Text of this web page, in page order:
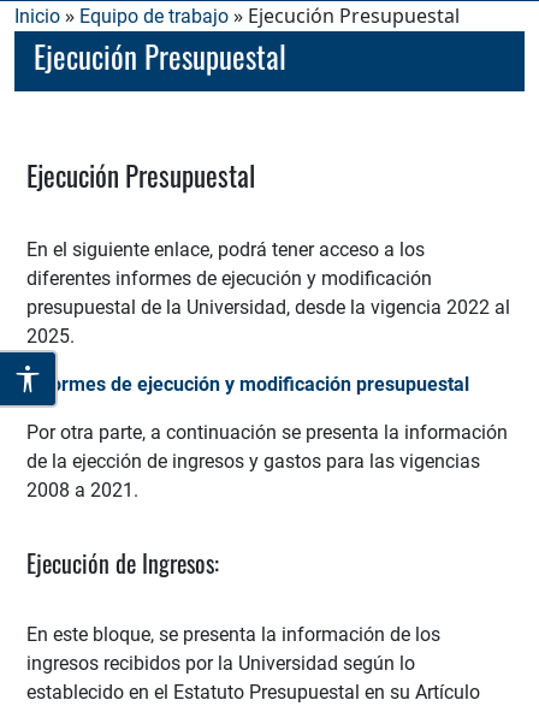
Inicio » Equipo de trabajo » Ejecución Presupuestal
Ejecución Presupuestal
Ejecución Presupuestal
En el siguiente enlace, podrá tener acceso a los
diferentes informes de ejecución y modificación
presupuestal de la Universidad, desde la vigencia 2022 al
2025.
Informes de ejecución y modificación presupuestal
Por otra parte, a continuación se presenta la información
de la ejección de ingresos y gastos para las vigencias
2008 a 2021.
Ejecución de Ingresos:
En este bloque, se presenta la información de los
ingresos recibidos por la Universidad según lo
establecido en el Estatuto Presupuestal en su Artículo